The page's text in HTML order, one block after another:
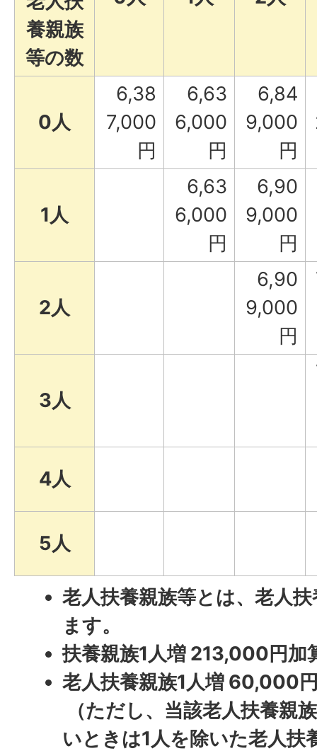
養親族
等の数
0人
6,38
7,000
円
6,63
6,000
円
6,84
9,000
円
1人
6,63
6,000
円
6,90
9,000
円
2人
6,90
9,000
円
3人
4人
5人
老人扶養親族等とは、老人
ます。
扶養親族1人増 213,000円加
老人扶養親族1人増 60,000
（ただし、当該老人扶養親
いときは1人を除いた老人扶